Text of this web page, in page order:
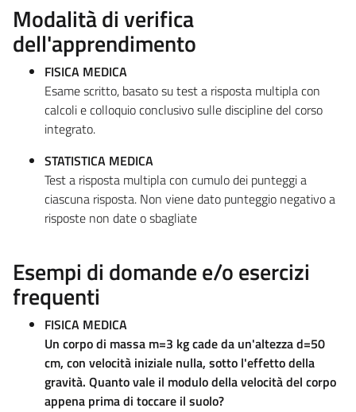
Modalità di verifica
dell'apprendimento
FISICA MEDICA
Esame scritto, basato su test a risposta multipla con
calcoli e colloquio conclusivo sulle discipline del corso
integrato.
STATISTICA MEDICA
Test a risposta multipla con cumulo dei punteggi a
ciascuna risposta. Non viene dato punteggio negativo a
risposte non date o sbagliate
Esempi di domande e/o esercizi
frequenti
FISICA MEDICA
Un corpo di massa m=3 kg cade da un'altezza d=50
cm, con velocità iniziale nulla, sotto l'effetto della
gravità. Quanto vale il modulo della velocità del corpo
appena prima di toccare il suolo?